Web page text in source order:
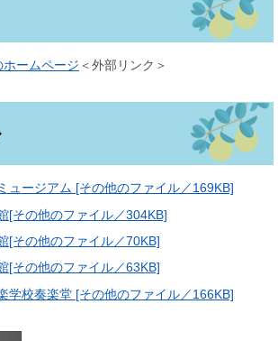
ームページ ＜外部リンク＞
ュージアム [その他のファイル／169KB]
[その他のファイル／304KB]
[その他のファイル／70KB]
[その他のファイル／63KB]
学校奏楽堂 [その他のファイル／166KB]